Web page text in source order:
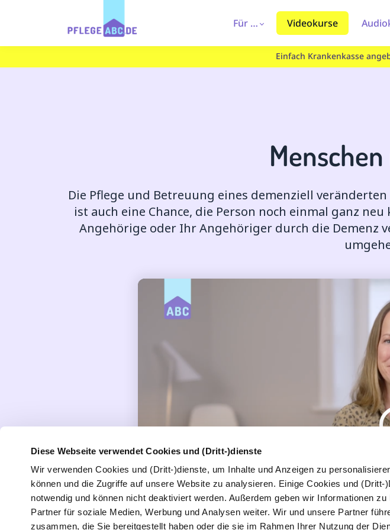
Diese Webseite verwendet Cookies und (Dritt-)dienste
Wir verwenden Cookies und (Dritt-)dienste, um Inhalte und Anzeigen zu
können und die Zugriffe auf unsere Website zu analysieren. Einige Cookies und
notwendig und können nicht deaktiviert werden. Außerdem geben wir Informationen
Partner für soziale Medien, Werbung und Analysen weiter. Wir und unsere Partner
zusammen, die Sie bereitgestellt haben oder die sie im Rahmen Ihrer Nutzung der
Für … Videokurse
Einfach Krankenkasse
Die Pflege und Betreuung eines demenziell
ist auch eine Chance, die Person noch einmal ganz
Angehörige oder Ihr Angehöriger durch die Demenz